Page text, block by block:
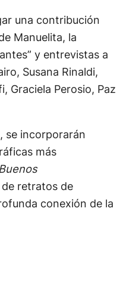
una contribución
Manuelita, la
y entrevistas a
Susana Rinaldi,
Graciela Perosio, Paz
se incorporarán
más
Buenos
retratos de
conexión de la